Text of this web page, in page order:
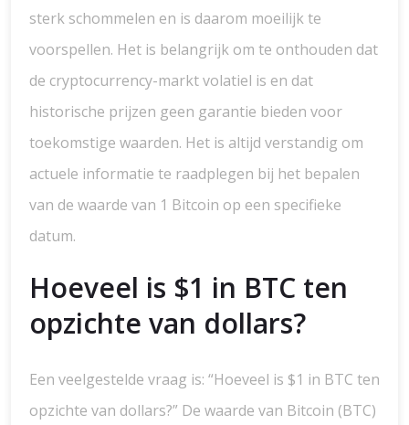
sterk schommelen en is daarom moeilijk te
voorspellen. Het is belangrijk om te onthouden dat
de cryptocurrency-markt volatiel is en dat
historische prijzen geen garantie bieden voor
toekomstige waarden. Het is altijd verstandig om
actuele informatie te raadplegen bij het bepalen
van de waarde van 1 Bitcoin op een specifieke
datum.
Hoeveel is $1 in BTC ten
opzichte van dollars?
Een veelgestelde vraag is: “Hoeveel is $1 in BTC ten
opzichte van dollars?” De waarde van Bitcoin (BTC)